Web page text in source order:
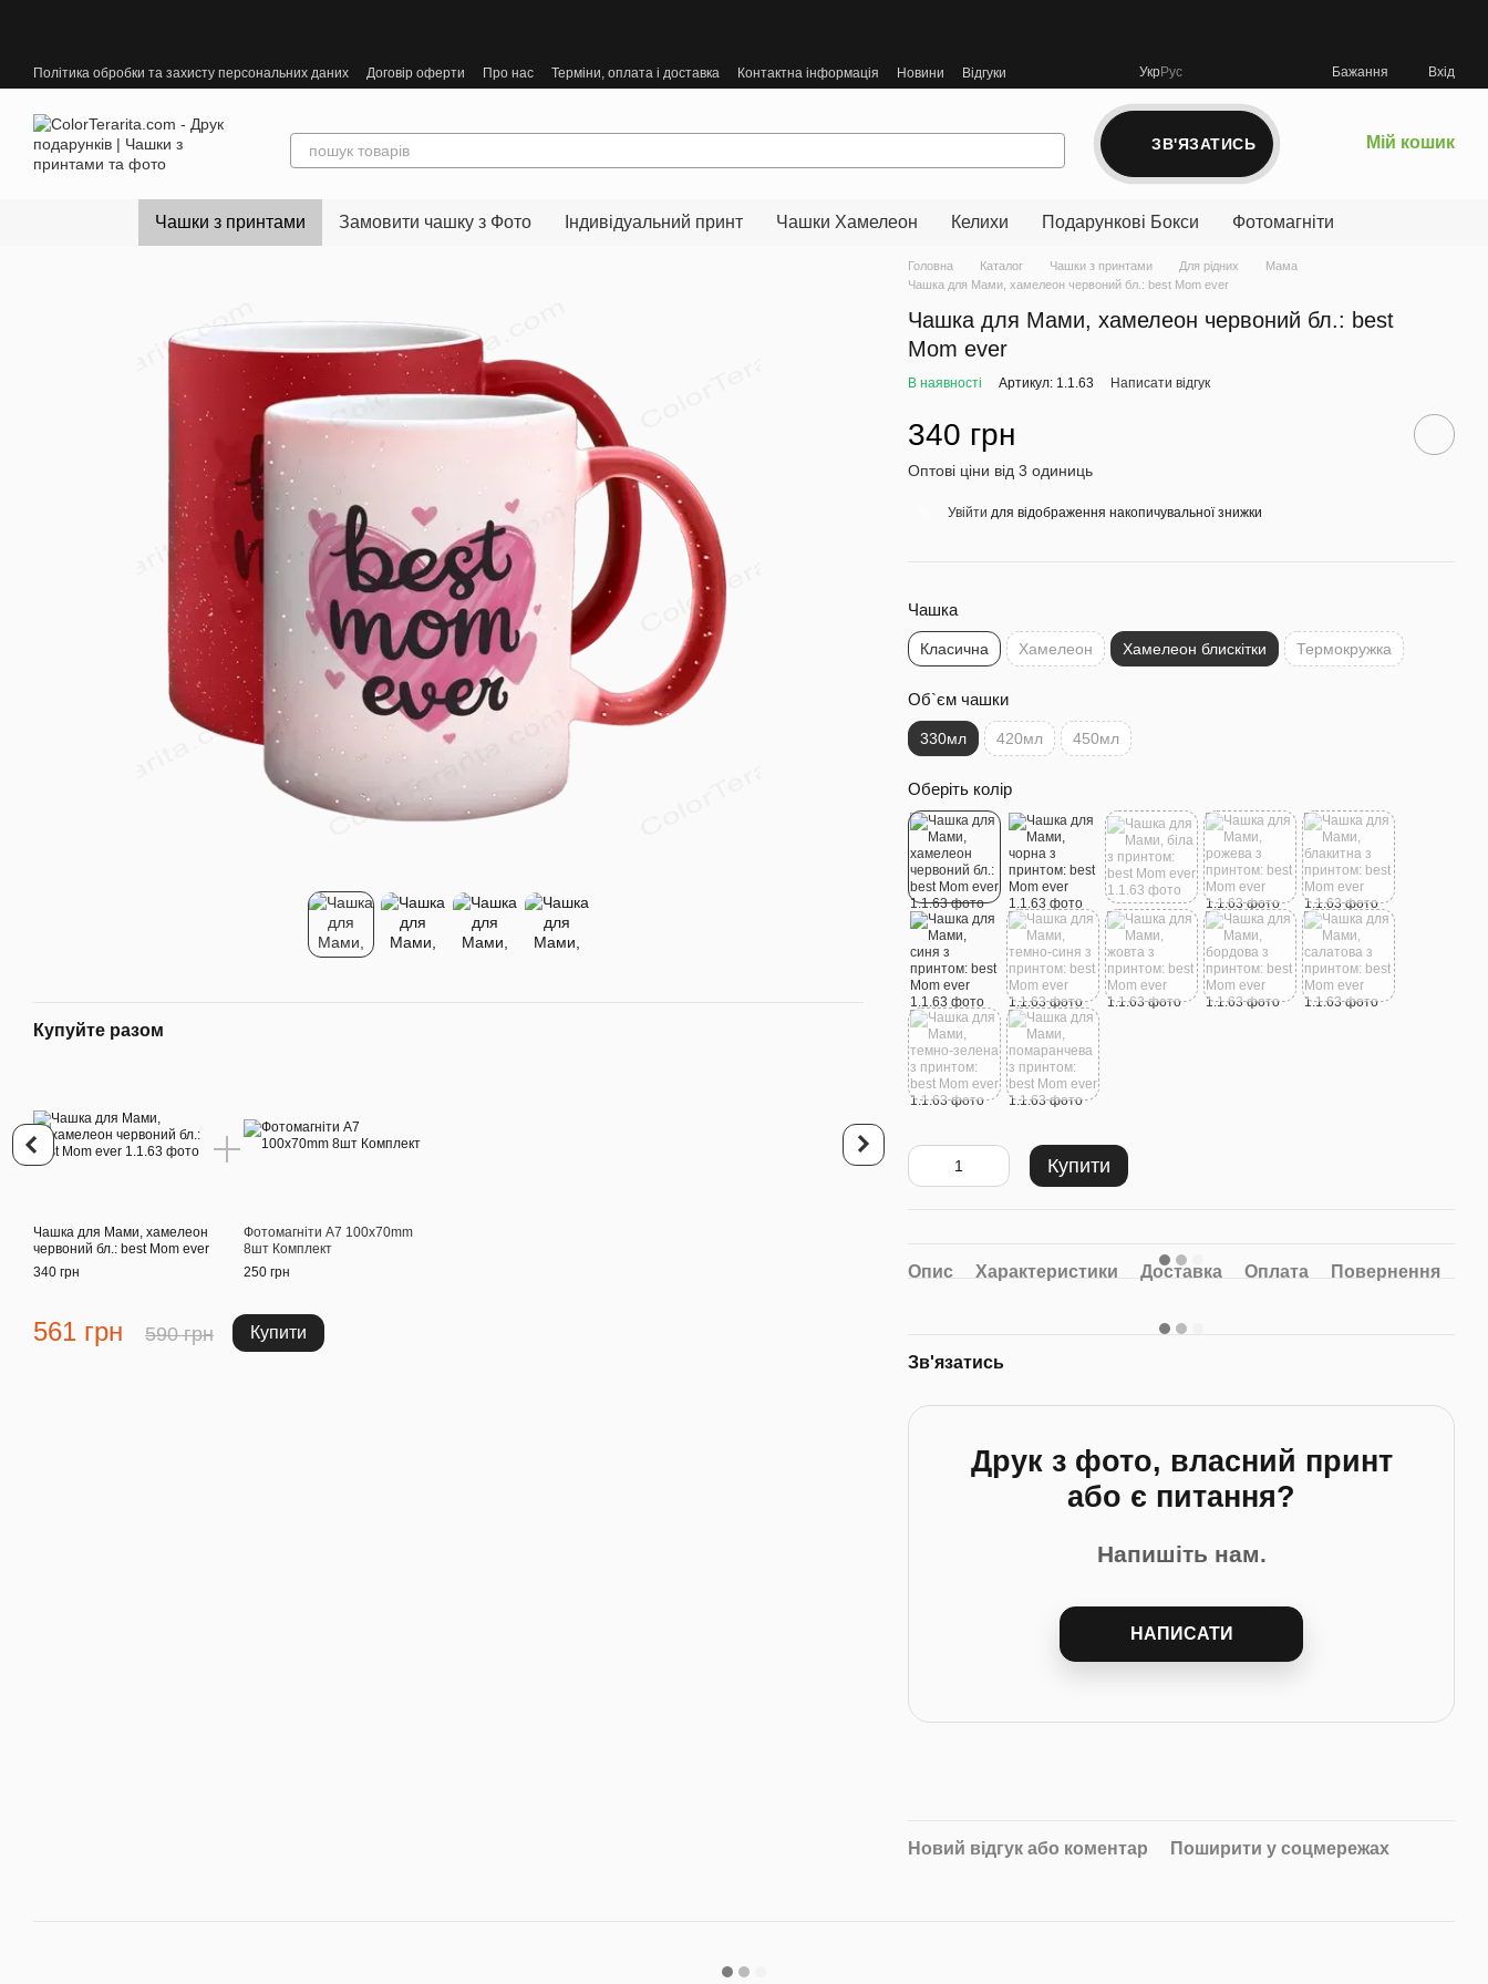
Політика обробки та захисту персональних даних Договір оферти Про нас Терміни, оплата і доставка Контактна інформація Новини Відгуки УкрРус Бажання Вхід
ЗВ'ЯЗАТИСЬ Мій кошик
Чашки з принтами Замовити чашку з Фото Індивідуальний принт Чашки Хамелеон Келихи Подарункові Бокси Фотомагніти
Купуйте разом
Чашка для Мами, хамелеон
червоний бл.: best Mom ever
340 грн
Фотомагніти A7 100x70mm
8шт Комплект
250 грн
561 грн 590 грн Купити
Купуйте разом
340 грн
250 грн
120 грн
Головна Каталог Чашки з принтами Для рідних
Мама
Чашка для Мами, хамелеон червоний бл.: best Mom ever
Чашка для Мами, хамелеон червоний бл.: best
Mom ever
В наявності Артикул: 1.1.63 Написати відгук
340 грн
Оптові ціни від 3 одиниць
Увійти для відображення накопичувальної знижки
Чашка
Класична Хамелеон Хамелеон блискітки Термокружка
Об`єм чашки
330мл 420мл 450мл
Оберіть колір
Купити
Опис Характеристики Доставка Оплата Повернення
Зв'язатись
Друк з фото, власний принт
або є питання?
Напишіть нам.
НАПИСАТИ
Новий відгук або коментар Поширити у соцмережах